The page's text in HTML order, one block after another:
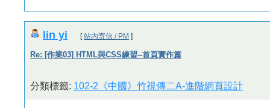
lin yi [站內寄信 / PM ]
Re: [作業03] HTML與CSS練習--首頁實作篇
分類標籤: 102-2《中國》竹視傳二A-進階網頁設計